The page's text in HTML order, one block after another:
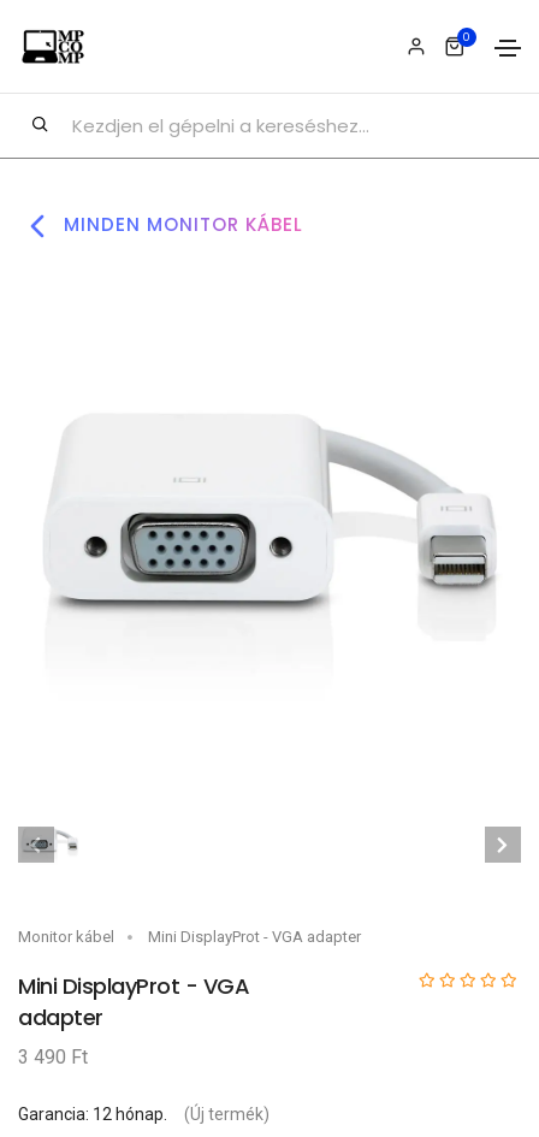
0
MINDEN MONITOR KÁBEL
Monitor kábel Mini DisplayProt - VGA adapter
Mini DisplayProt - VGA
adapter
3 490 Ft
Garancia: 12 hónap. (Új termék)